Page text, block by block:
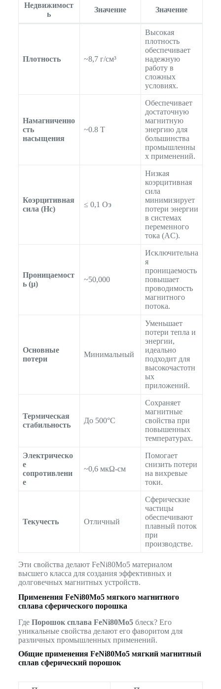
Недвижимост
ь
Значение Значение
Плотность ~8,7 г/см³
Высокая
плотность
обеспечивает
надежную
работу в
сложных
условиях.
Намагниченно
сть
насыщения
~0.8 T
Обеспечивает
достаточную
магнитную
энергию для
большинства
промышленны
х применений.
Коэрцитивная
сила (Hc)
≤ 0,1 Оэ
Низкая
коэрцитивная
сила
минимизирует
потери энергии
в системах
переменного
тока (AC).
Проницаемост
ь (µ)
~50,000
Исключительна
я
проницаемость
повышает
проводимость
магнитного
потока.
Основные
потери
Минимальный
Уменьшает
потери тепла и
энергии,
идеально
подходит для
высокочастотн
ых
приложений.
Термическая
стабильность
До 500°C
Сохраняет
магнитные
свойства при
повышенных
температурах.
Электрическо
е
сопротивлени
е
~0,6 мкΩ-см
Помогает
снизить потери
на вихревые
токи.
Текучесть Отличный
Сферические
частицы
обеспечивают
плавный поток
при
производстве.
Эти свойства делают FeNi80Mo5 материалом
высшего класса для создания эффективных и
долговечных магнитных устройств.
Применения FeNi80Mo5 мягкого магнитного
сплава сферического порошка
Где Порошок сплава FeNi80Mo5блеск? Его
уникальные свойства делают его фаворитом для
различных промышленных применений.
Общие применения FeNi80Mo5 мягкий магнитный
сплав сферический порошок